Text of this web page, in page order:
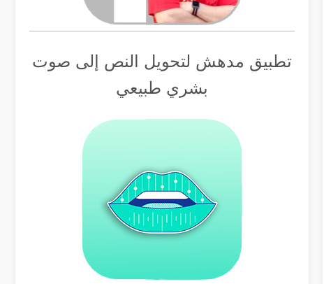
تطبيق مدهش لتحويل النص إلى صوت
بشري طبيعي